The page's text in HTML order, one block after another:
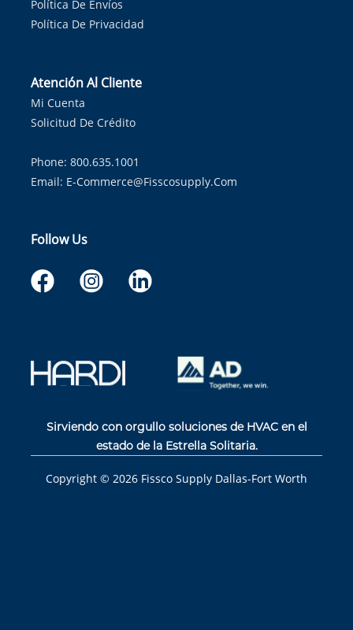
Política De Envíos
Política De Privacidad
Atención Al Cliente
Mi Cuenta
Solicitud De Crédito
Phone: 800.635.1001
Email: E-Commerce@fisscosupply.com
Follow Us
Sirviendo con orgullo soluciones de HVAC en el
estado de la Estrella Solitaria.
Copyright © 2026 Fissco Supply Dallas-Fort Worth